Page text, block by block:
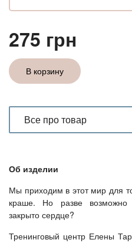
275 грн
В корзину
Все про товар
Об изделии
Мы приходим в этот мир для
краше. Но разве возможно
закрыто сердце?
Тренинговый центр Елены